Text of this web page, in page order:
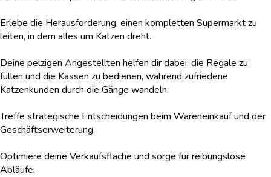
Erlebe die Herausforderung, einen kompletten Supermarkt zu
leiten, in dem alles um Katzen dreht.
Deine pelzigen Angestellten helfen dir dabei, die Regale zu
füllen und die Kassen zu bedienen, während zufriedene
Katzenkunden durch die Gänge wandeln.
Treffe strategische Entscheidungen beim Wareneinkauf und der
Geschäftserweiterung.
Optimiere deine Verkaufsfläche und sorge für reibungslose
Abläufe.